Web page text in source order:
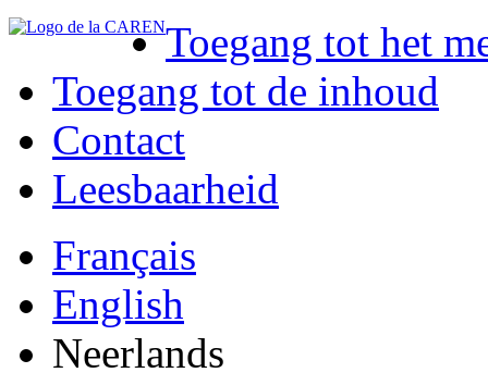
Toegang tot het
Toegang tot de inhoud
Contact
Leesbaarheid
Français
English
Neerlands